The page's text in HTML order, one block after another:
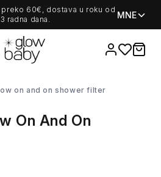
60€, dostava u roku od
3 radna dana.
MNE
Favorites
items
on and on shower filter
On And On